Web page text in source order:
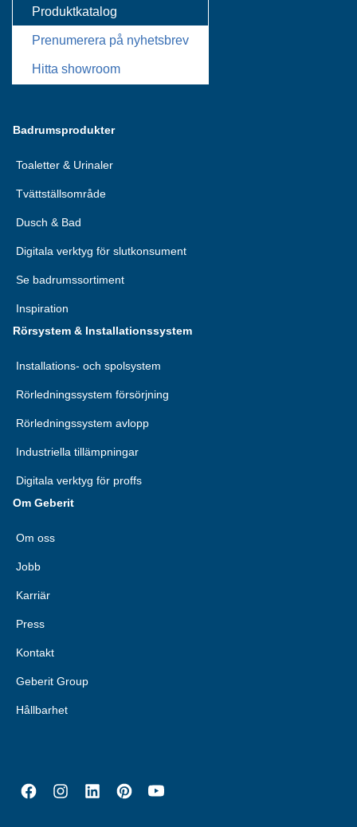
Produktkatalog
Prenumerera på nyhetsbrev
Hitta showroom
Badrumsprodukter
Toaletter & Urinaler
Tvättställsområde
Dusch & Bad
Digitala verktyg för slutkonsument
Se badrumssortiment
Inspiration
Rörsystem & Installationssystem
Installations- och spolsystem
Rörledningssystem försörjning
Rörledningssystem avlopp
Industriella tillämpningar
Digitala verktyg för proffs
Om Geberit
Om oss
Jobb
Karriär
Press
Kontakt
Geberit Group
Hållbarhet